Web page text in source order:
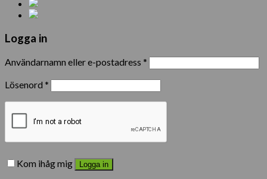
Logga in
Användarnamn eller e-postadress *
Lösenord *
Kom ihåg mig Logga in